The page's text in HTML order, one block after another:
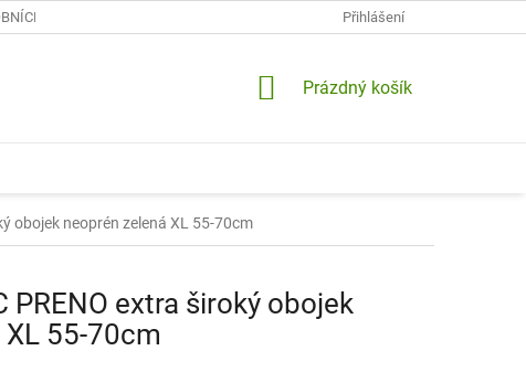
ÚDAJŮ DOPRAVA A PLATBY
Přihlášení
NÁKUPNÍ
Prázdný košík
obojek neoprén zelená XL 55-70cm
PRENO extra široký obojek
55-70cm